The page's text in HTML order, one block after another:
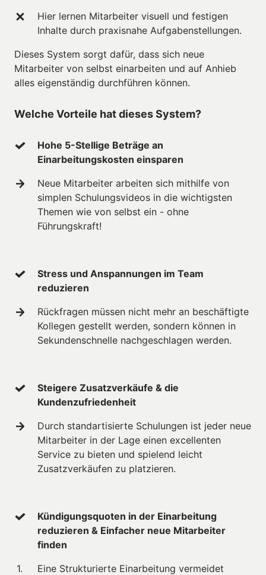
Hier lernen Mitarbeiter visuell und festigen
Inhalte durch praxisnahe Aufgabenstellungen.
Dieses System sorgt dafür, dass sich neue
Mitarbeiter von selbst einarbeiten und auf Anhieb
alles eigenständig durchführen können.
Welche Vorteile hat dieses System?
Hohe 5-Stellige Beträge an
Einarbeitungskosten einsparen
Neue Mitarbeiter arbeiten sich mithilfe von
simplen Schulungsvideos in die wichtigsten
Themen wie von selbst ein - ohne
Führungskraft!
Stress und Anspannungen im Team
reduzieren
Rückfragen müssen nicht mehr an beschäftigte
Kollegen gestellt werden, sondern können in
Sekundenschnelle nachgeschlagen werden.
Steigere Zusatzverkäufe & die
Kundenzufriedenheit
Durch standartisierte Schulungen ist jeder neue
Mitarbeiter in der Lage einen excellenten
Service zu bieten und spielend leicht
Zusatzverkäufen zu platzieren.
Kündigungsquoten in der Einarbeitung
reduzieren & Einfacher neue Mitarbeiter
finden
Eine Strukturierte Einarbeitung vermeidet